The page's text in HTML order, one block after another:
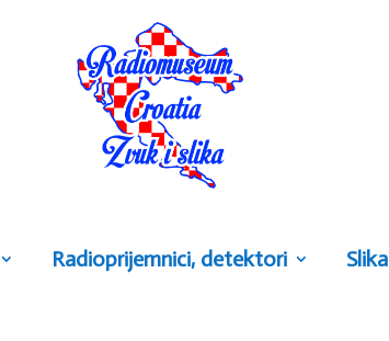
Radioprijemnici, detektori Slika